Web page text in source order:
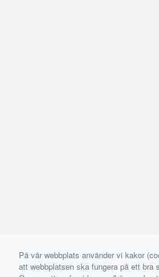
På vår webbplats använder vi kakor
att webbplatsen ska fungera på ett bra